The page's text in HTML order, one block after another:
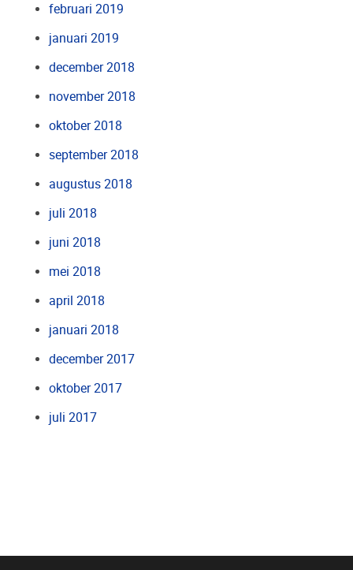
februari 2019
januari 2019
december 2018
november 2018
oktober 2018
september 2018
augustus 2018
juli 2018
juni 2018
mei 2018
april 2018
januari 2018
december 2017
oktober 2017
juli 2017